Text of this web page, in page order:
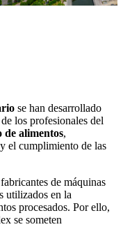
se han desarrollado
los profesionales del
de alimentos,
el cumplimiento de las
de máquinas
utilizados en la
procesados. Por ello,
se someten